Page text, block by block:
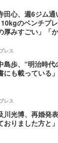
田心、週6ジム
のベンチプ
厚みすごい」「
レス
島歩、“明治時
にも載っている
レス
川光博、再婚発
おりました方と」